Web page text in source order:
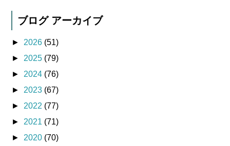
ブログ アーカイブ
► 2026 (51)
► 2025 (79)
► 2024 (76)
► 2023 (67)
► 2022 (77)
► 2021 (71)
► 2020 (70)